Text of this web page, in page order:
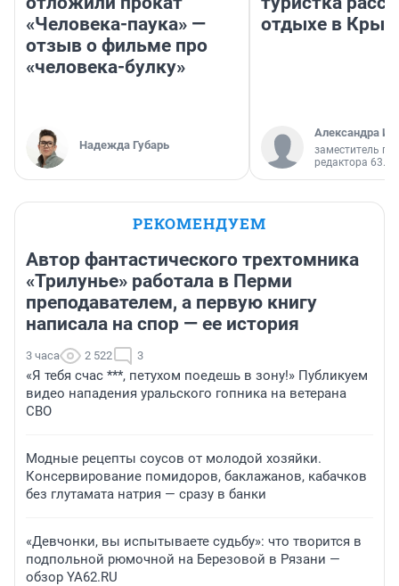
«Человека-паука» —
отзыв о фильме про
«человека-булку»
Надежда Губарь
отдыхе в
Александра
заместитель
редактора 63.RU
РЕКОМЕНДУЕМ
Автор фантастического трехтомника
«Трилунье» работала в Перми
преподавателем, а первую книгу
написала на спор — ее история
3 часа 2 522 3
«Я тебя счас ***, петухом поедешь в зону!» Публикуем
видео нападения уральского гопника на ветерана
СВО
Модные рецепты соусов от молодой хозяйки.
Консервирование помидоров, баклажанов, кабачков
без глутамата натрия — сразу в банки
«Девчонки, вы испытываете судьбу»: что творится в
подпольной рюмочной на Березовой в Рязани —
обзор YA62.RU